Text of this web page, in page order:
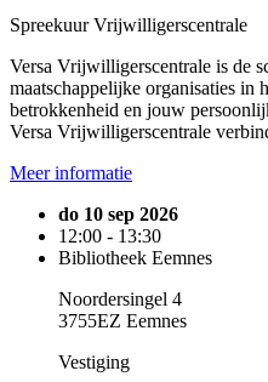
Spreekuur Vrijwilligerscentrale
Versa Vrijwilligerscentrale is de
maatschappelijke organisaties in
betrokkenheid en jouw
Versa Vrijwilligerscentrale
Meer informatie
do 10 sep 2026
12:00 - 13:30
Bibliotheek Eemnes
Noordersingel 4
3755EZ Eemnes
Vestiging